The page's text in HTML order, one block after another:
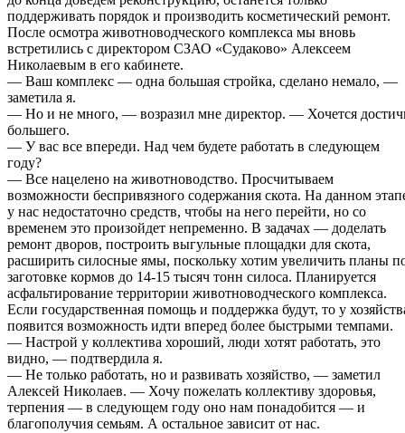
поддерживать порядок и производить косметический ремонт.
После осмотра животноводческого комплекса мы вновь
встретились с директором СЗАО «Судаково» Алексеем
Николаевым в его кабинете.
— Ваш комплекс — одна большая стройка, сделано немало, —
заметила я.
— Но и не много, — возразил мне директор. — Хочется
большего.
— У вас все впереди. Над чем будете работать в следующем
году?
— Все нацелено на животноводство. Просчитываем
возможности беспривязного содержания скота. На данном
у нас недостаточно средств, чтобы на него перейти, но со
временем это произойдет непременно. В задачах — доделать
ремонт дворов, построить выгульные площадки для скота,
расширить силосные ямы, поскольку хотим увеличить планы
заготовке кормов до 14-15 тысяч тонн силоса. Планируется
асфальтирование территории животноводческого комплекса.
Если государственная помощь и поддержка будут, то у
появится возможность идти вперед более быстрыми темпами.
— Настрой у коллектива хороший, люди хотят работать, это
видно, — подтвердила я.
— Не только работать, но и развивать хозяйство, — заметил
Алексей Николаев. — Хочу пожелать коллективу здоровья,
терпения — в следующем году оно нам понадобится — и
благополучия семьям. А остальное зависит от нас.